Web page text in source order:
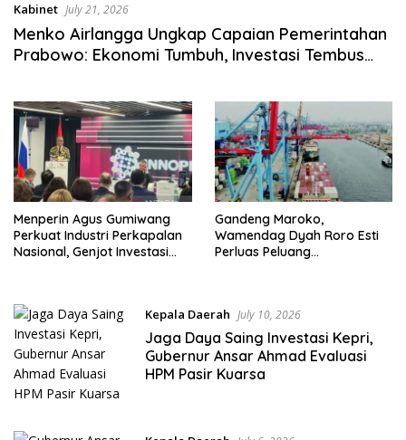
Kabinet July 21, 2026
Menko Airlangga Ungkap Capaian Pemerintahan
Prabowo: Ekonomi Tumbuh, Investasi Tembus
Menperin Agus Gumiwang
Perkuat Industri Perkapalan
Nasional, Genjot Investasi
Gandeng Maroko,
Wamendag Dyah Roro Esti
Perluas Peluang
Kepala Daerah July 10, 2026
Jaga Daya Saing Investasi Kepri,
Gubernur Ansar Ahmad Evaluasi
HPM Pasir Kuarsa